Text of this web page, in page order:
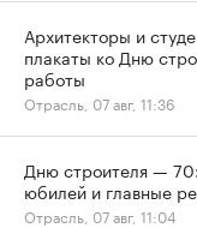
Архитекторы и
плакаты ко Дню
работы
Отрасль, 07 авг, 11:36
Дню строителя —
юбилей и главные
Отрасль, 07 авг, 11:04